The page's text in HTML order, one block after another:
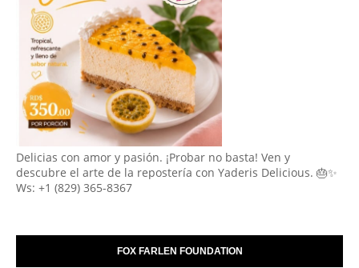
Delicias con amor y pasión. ¡Probar no basta! Ven y
descubre el arte de la repostería con Yaderis Delicious. 🎂✨
Ws: +1 (829) 365-8367
FOX FARLEN FOUNDATION